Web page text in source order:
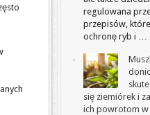
regulowana
przepisów,
ochronę ryb i …
się ziemiórek i
ich powrotom w